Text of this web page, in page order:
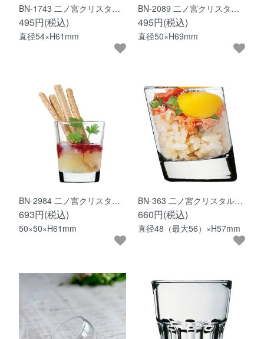
BN-1743 二ノ宮クリスタ…
495円(税込)
直径54×H61mm
BN-2089 二ノ宮クリスタ…
495円(税込)
直径50×H69mm
BN-2984 二ノ宮クリスタ…
693円(税込)
50×50×H61mm
BN-363 二ノ宮クリスタル…
660円(税込)
直径48（最大56）×H57mm